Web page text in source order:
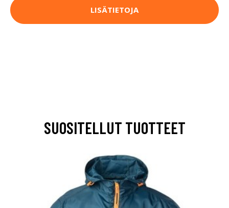
LISÄTIETOJA
SUOSITELLUT TUOTTEET